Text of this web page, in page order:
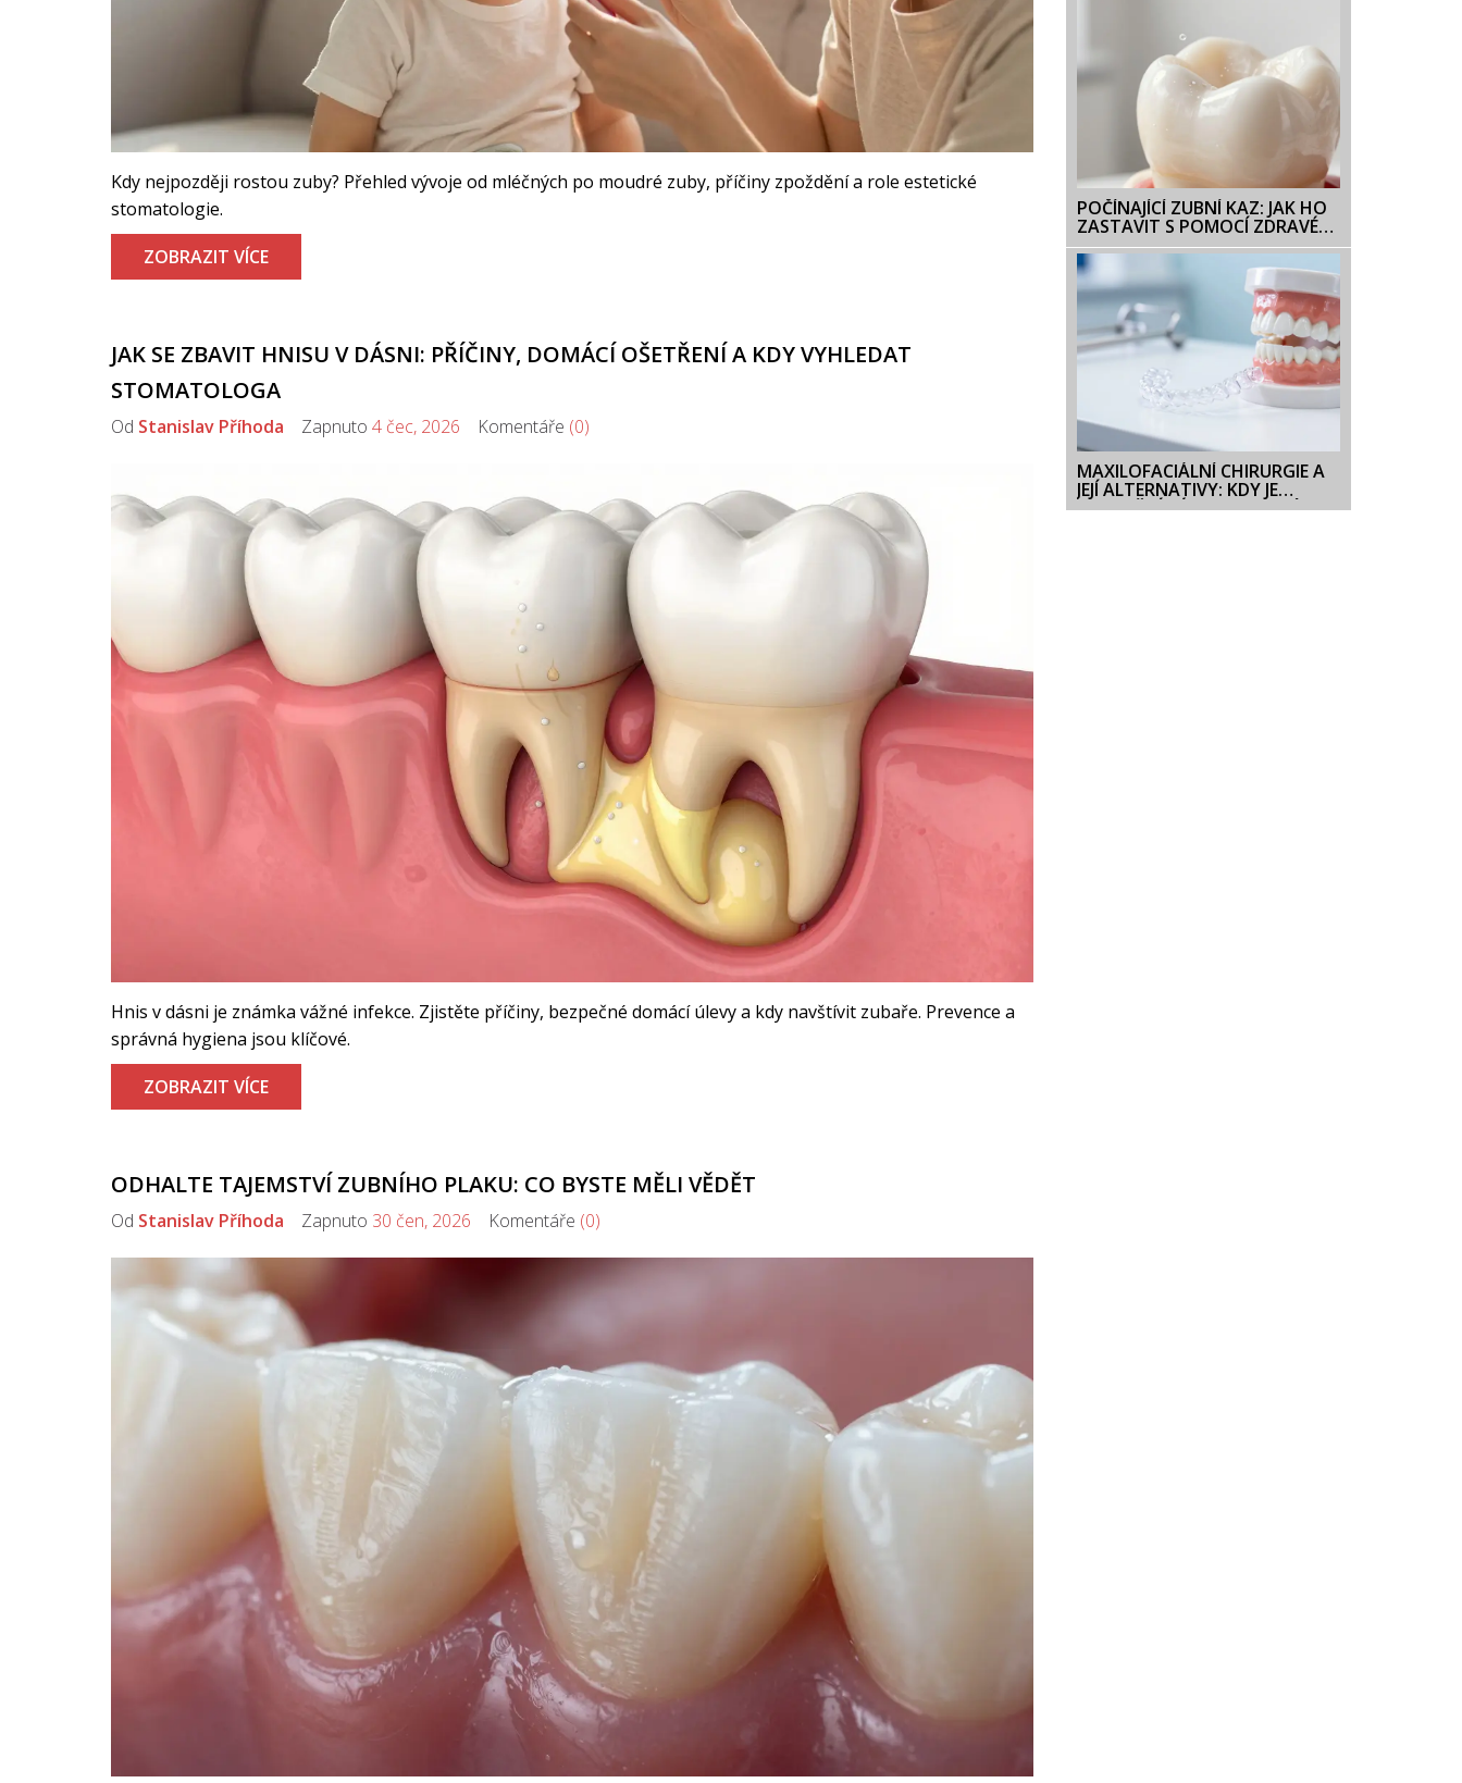
Kdy nejpozději rostou zuby? Přehled vývoje od mléčných po moudré zuby, příčiny zpoždění a role estetické
stomatologie.
ZOBRAZIT VÍCE
JAK SE ZBAVIT HNISU V DÁSNI: PŘÍČINY, DOMÁCÍ OŠETŘENÍ A KDY VYHLEDAT
STOMATOLOGA
Od Stanislav Příhoda Zapnuto 4 čec, 2026 Komentáře (0)
Hnis v dásni je známka vážné infekce. Zjistěte příčiny, bezpečné domácí úlevy a kdy navštívit zubaře. Prevence a
správná hygiena jsou klíčové.
ZOBRAZIT VÍCE
ODHALTE TAJEMSTVÍ ZUBNÍHO PLAKU: CO BYSTE MĚLI VĚDĚT
Od Stanislav Příhoda Zapnuto 30 čen, 2026 Komentáře (0)
POČÍNAJÍCÍ ZUBNÍ KAZ: JAK HO
ZASTAVIT S POMOCÍ ZDRAVÉ
STRAVY
MAXILOFACIÁLNÍ CHIRURGIE A
JEJÍ ALTERNATIVY: KDY JE
OPERAČNÍ ZÁKROK NUTNÝ A